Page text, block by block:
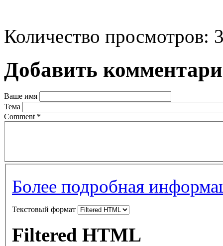
Количество просмотров:
Добавить
Ваше имя
Тема
Comment *
Более подробная
Текстовый формат
Filtered HTML